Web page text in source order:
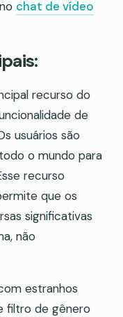
chat de vídeo
recurso do
de
usuários são
o mundo para
recurso
que os
significativas
não
estranhos
filtro de gênero